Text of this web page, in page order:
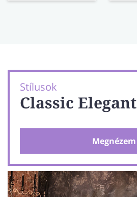
Stílusok
Classic Elegant
Megnézem